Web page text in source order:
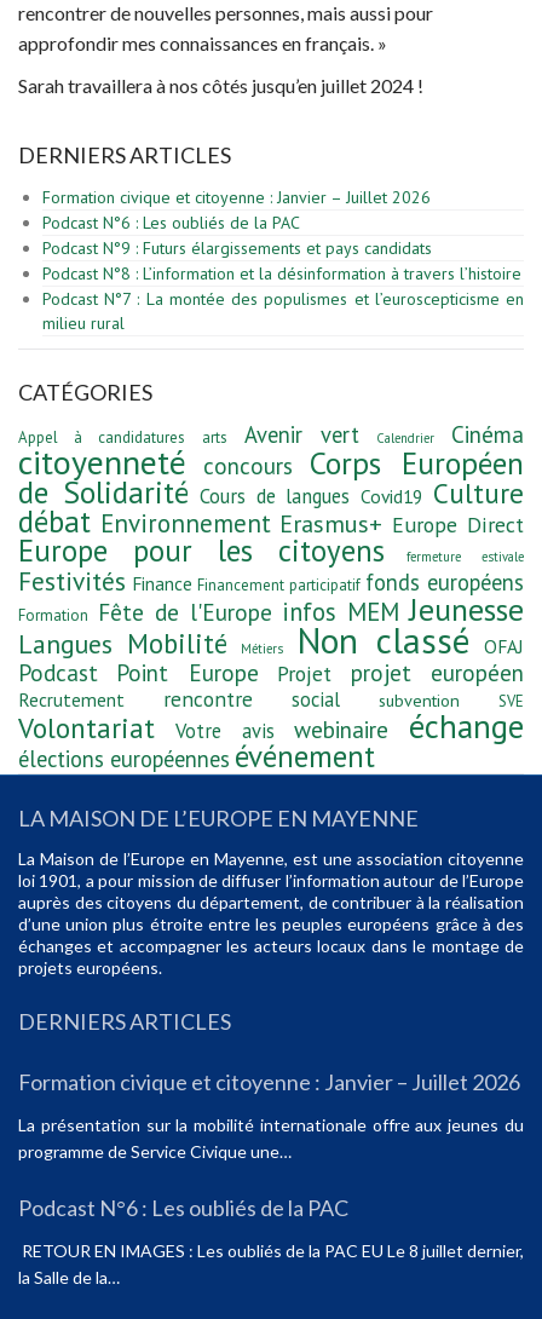
rencontrer de nouvelles personnes, mais aussi pour
approfondir mes connaissances en français. »
Sarah travaillera à nos côtés jusqu’en juillet 2024 !
DERNIERS ARTICLES
Formation civique et citoyenne : Janvier – Juillet 2026
Podcast N°6 : Les oubliés de la PAC
Podcast N°9 : Futurs élargissements et pays candidats
Podcast N°8 : L’information et la désinformation à travers l’histoire
Podcast N°7 : La montée des populismes et l’euroscepticisme en
milieu rural
CATÉGORIES
Appel à candidatures arts Avenir vert Calendrier Cinéma
citoyenneté concours Corps Européen
de Solidarité Cours de langues Covid19 Culture
débat Environnement Erasmus+ Europe Direct
Europe pour les citoyens fermeture estivale
Festivités Finance Financement participatif fonds européens
Formation Fête de l'Europe infos MEM Jeunesse
Langues Mobilité Métiers Non classé OFAJ
Podcast Point Europe Projet projet européen
Recrutement rencontre social subvention SVE
Volontariat Votre avis webinaire échange
élections européennes événement
LA MAISON DE L’EUROPE EN MAYENNE
La Maison de l’Europe en Mayenne, est une association citoyenne
loi 1901, a pour mission de diffuser l’information autour de l’Europe
auprès des citoyens du département, de contribuer à la réalisation
d’une union plus étroite entre les peuples européens grâce à des
échanges et accompagner les acteurs locaux dans le montage de
projets européens.
DERNIERS ARTICLES
Formation civique et citoyenne : Janvier – Juillet 2026
La présentation sur la mobilité internationale offre aux jeunes du
programme de Service Civique une…
Podcast N°6 : Les oubliés de la PAC
RETOUR EN IMAGES : Les oubliés de la PAC EU Le 8 juillet dernier,
la Salle de la…